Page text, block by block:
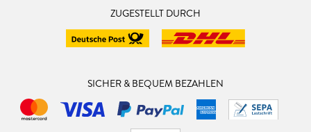
ZUGESTELLT DURCH
SICHER & BEQUEM BEZAHLEN